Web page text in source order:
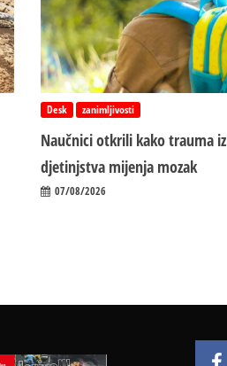
Desk zanimljivosti
Naučnici otkrili kako trauma iz
d‌jetinjstva mijenja mozak
07/08/2026